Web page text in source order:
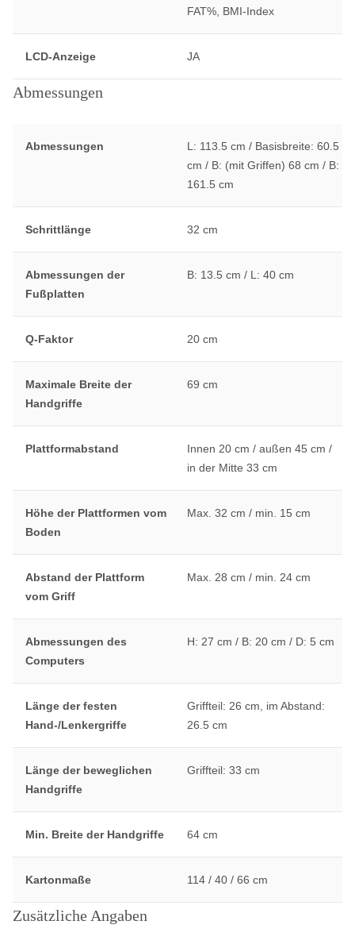
FAT%, BMI-Index
LCD-Anzeige JA
Abmessungen
Abmessungen
L: 113.5 cm / Basisbreite: 60.5
cm / B: (mit Griffen) 68 cm / B:
161.5 cm
Schrittlänge 32 cm
Abmessungen der
Fußplatten
B: 13.5 cm / L: 40 cm
Q-Faktor 20 cm
Maximale Breite der
Handgriffe
69 cm
Plattformabstand
Innen 20 cm / außen 45 cm /
in der Mitte 33 cm
Höhe der Plattformen vom
Boden
Max. 32 cm / min. 15 cm
Abstand der Plattform
vom Griff
Max. 28 cm / min. 24 cm
Abmessungen des
Computers
H: 27 cm / B: 20 cm / D: 5 cm
Länge der festen
Hand-/Lenkergriffe
Griffteil: 26 cm, im Abstand:
26.5 cm
Länge der beweglichen
Handgriffe
Griffteil: 33 cm
Min. Breite der Handgriffe 64 cm
Kartonmaße 114 / 40 / 66 cm
Zusätzliche Angaben